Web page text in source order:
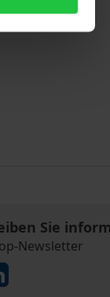
Sie
Newsletter